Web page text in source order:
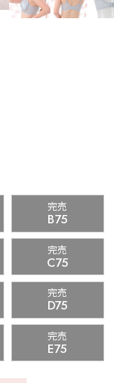
完売
B75
完売
C75
完売
D75
完売
E75